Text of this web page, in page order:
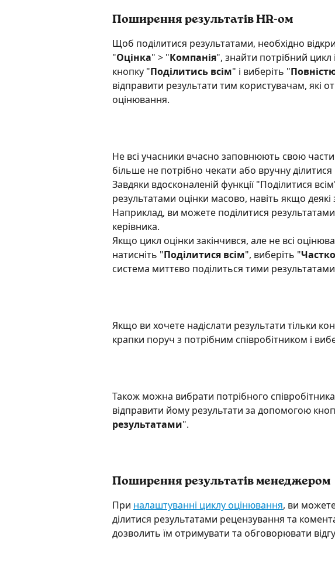
Поширення результатів HR-ом
Щоб поділитися результатами, необхідно
"Оцінка" > "Компанія", знайти потрібний цикл
кнопку "Поділитись всім" і виберіть "
відправити результати тим користувачам, які
оцінювання.
Не всі учасники вчасно заповнюють свою
більше не потрібно чекати або вручну
Завдяки вдосконаленій функції "Поділитися
результатами оцінки масово, навіть якщо
Наприклад, ви можете поділитися
керівника.
Якщо цикл оцінки закінчився, але не всі
натисніть "Поділитися всім", виберіть "
система миттєво поділиться тими результатами
Якщо ви хочете надіслати результати тільки
крапки поруч з потрібним співробітником і
Також можна вибрати потрібного співробітника
відправити йому результати за допомогою
результатами".
Поширення результатів менеджером
При налаштуванні циклу оцінювання, ви
ділитися результатами рецензування та
дозволить їм отримувати та обговорювати